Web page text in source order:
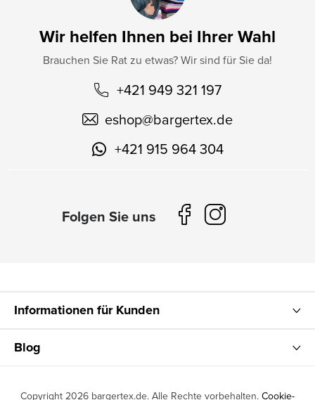
Wir helfen Ihnen bei Ihrer Wahl
Brauchen Sie Rat zu etwas? Wir sind für Sie da!
+421 949 321 197
eshop@bargertex.de
+421 915 964 304
Informationen für Kunden
Blog
Copyright 2026 bargertex.de. Alle Rechte vorbehalten. Cookie-